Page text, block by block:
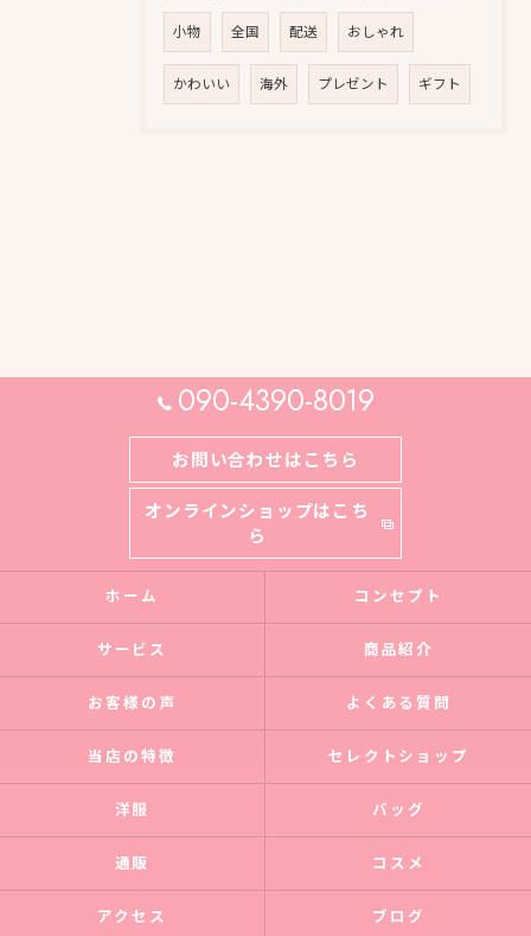
小物 全国 配送 おしゃれ
かわいい 海外 プレゼント ギフト
090-4390-8019
お問い合わせはこちら
オンラインショップはこち
ら
ホーム コンセプト
サービス 商品紹介
お客様の声 よくある質問
当店の特徴 セレクトショップ
洋服 バッグ
通販 コスメ
アクセス ブログ